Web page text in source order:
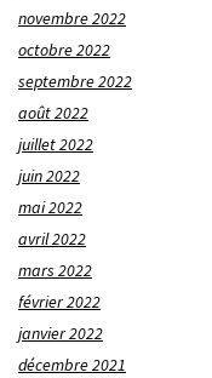
novembre 2022
octobre 2022
septembre 2022
août 2022
juillet 2022
juin 2022
mai 2022
avril 2022
mars 2022
février 2022
janvier 2022
décembre 2021